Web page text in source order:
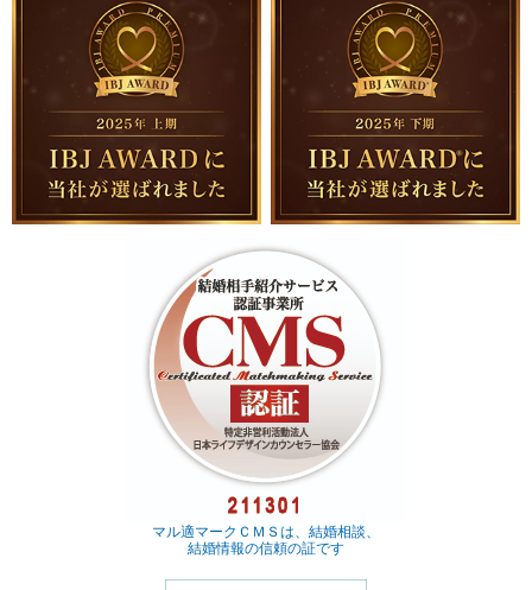
マル適マークＣＭＳは、結婚相談、
結婚情報の信頼の証です